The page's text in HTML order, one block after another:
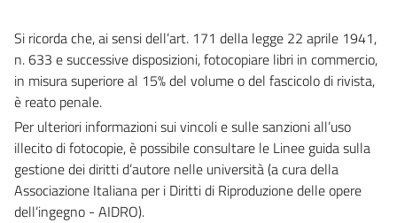
Si ricorda che, ai sensi dell’art. 171 della legge 22 aprile 1941,
n. 633 e successive disposizioni, fotocopiare libri in commercio,
in misura superiore al 15% del volume o del fascicolo di rivista,
è reato penale.
Per ulteriori informazioni sui vincoli e sulle sanzioni all’uso
illecito di fotocopie, è possibile consultare le Linee guida sulla
gestione dei diritti d’autore nelle università (a cura della
Associazione Italiana per i Diritti di Riproduzione delle opere
dell’ingegno - AIDRO).